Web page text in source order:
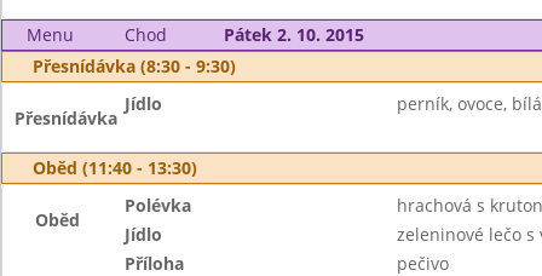
Menu Chod
Pátek 2. 10. 2015
Přesnídávka (8:30 - 9:30)
Přesnídávka
Jídlo perník, ovoce,
Oběd (11:40 - 13:30)
Oběd
Polévka
hrachová s
Jídlo
zeleninové lečo s
Příloha
pečivo